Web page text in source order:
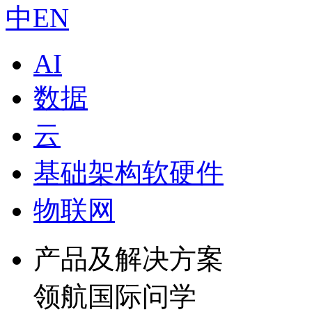
中EN
AI
数据
云
基础架构软硬件
物联网
产品及解决方案
领航国际问学